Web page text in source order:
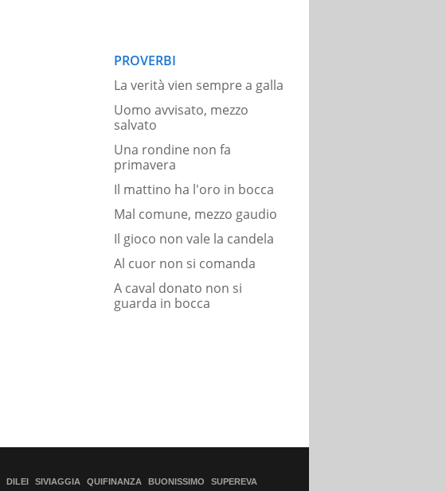
PROVERBI
La verità vien sempre a galla
Uomo avvisato, mezzo
salvato
Una rondine non fa
primavera
Il mattino ha l'oro in bocca
Mal comune, mezzo gaudio
Il gioco non vale la candela
Al cuor non si comanda
A caval donato non si
guarda in bocca
DILEI SIVIAGGIA QUIFINANZA BUONISSIMO SUPEREVA